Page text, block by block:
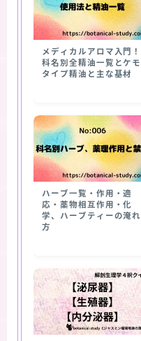
メディカルアロマ入門！
科名別全精油一覧とケモ
タイプ精油と主な基材
ハーブ一覧・作用・適
応・薬物相互作用・化
学、ハーブティーの淹れ
方